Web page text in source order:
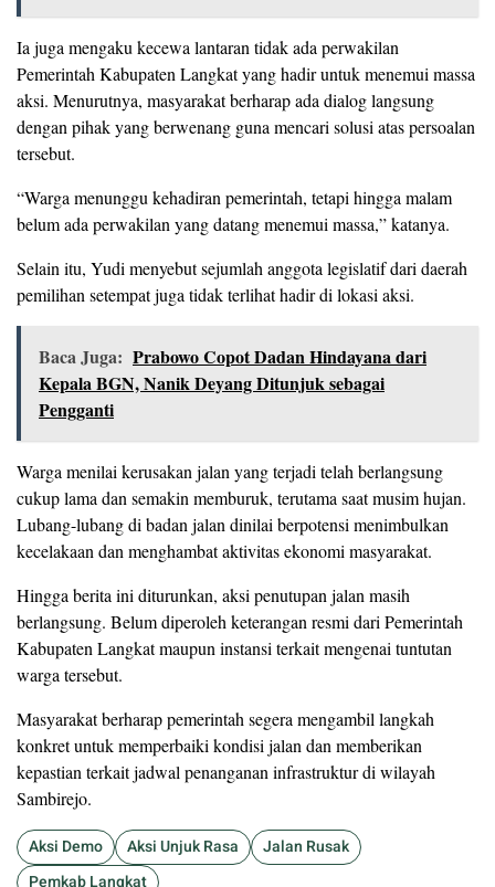
Ia juga mengaku kecewa lantaran tidak ada perwakilan
Pemerintah Kabupaten Langkat yang hadir untuk menemui massa
aksi. Menurutnya, masyarakat berharap ada dialog langsung
dengan pihak yang berwenang guna mencari solusi atas persoalan
tersebut.
“Warga menunggu kehadiran pemerintah, tetapi hingga malam
belum ada perwakilan yang datang menemui massa,” katanya.
Selain itu, Yudi menyebut sejumlah anggota legislatif dari daerah
pemilihan setempat juga tidak terlihat hadir di lokasi aksi.
Baca Juga: Prabowo Copot Dadan Hindayana dari
Kepala BGN, Nanik Deyang Ditunjuk sebagai
Pengganti
Warga menilai kerusakan jalan yang terjadi telah berlangsung
cukup lama dan semakin memburuk, terutama saat musim hujan.
Lubang-lubang di badan jalan dinilai berpotensi menimbulkan
kecelakaan dan menghambat aktivitas ekonomi masyarakat.
Hingga berita ini diturunkan, aksi penutupan jalan masih
berlangsung. Belum diperoleh keterangan resmi dari Pemerintah
Kabupaten Langkat maupun instansi terkait mengenai tuntutan
warga tersebut.
Masyarakat berharap pemerintah segera mengambil langkah
konkret untuk memperbaiki kondisi jalan dan memberikan
kepastian terkait jadwal penanganan infrastruktur di wilayah
Sambirejo.
Aksi Demo Aksi Unjuk Rasa
Jalan Rusak
Pemkab Langkat